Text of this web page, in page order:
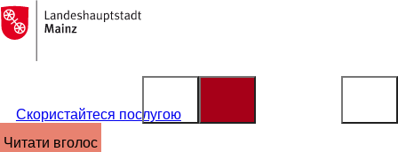
Перейти до змісту
На
головну
сторінку
Скористайтеся послугою
читати вголос